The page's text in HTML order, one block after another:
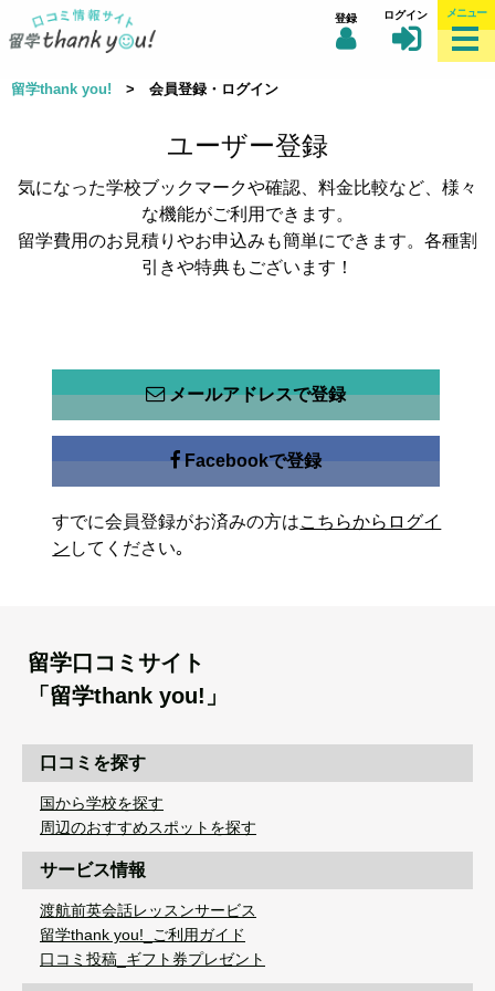
登録 ログイン メニュー
留学thank you! > 会員登録・ログイン
ユーザー登録
気になった学校ブックマークや確認、料金比較など、様々
な機能がご利用できます。
留学費用のお見積りやお申込みも簡単にできます。各種割
引きや特典もございます！
メールアドレスで登録
Facebookで登録
すでに会員登録がお済みの方はこちらからログイ
ン してください｡
留学口コミサイト
「留学thank you!」
口コミを探す
国から学校を探す
周辺のおすすめスポットを探す
サービス情報
渡航前英会話レッスンサービス
留学thank you!_ご利用ガイド
口コミ投稿_ギフト券プレゼント